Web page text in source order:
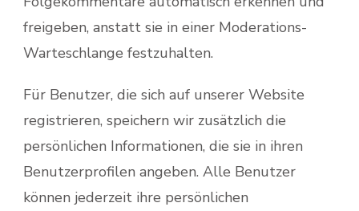
freigeben, anstatt sie in einer Moderations-
Warteschlange festzuhalten.
Für Benutzer, die sich auf unserer Website
registrieren, speichern wir zusätzlich die
persönlichen Informationen, die sie in ihren
Benutzerprofilen angeben. Alle Benutzer
können jederzeit ihre persönlichen